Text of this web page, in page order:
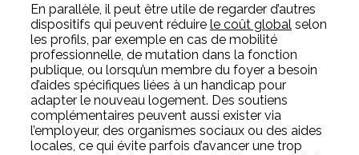
En parallèle, il peut être utile de regarder d’autres
dispositifs qui peuvent réduire le coût global selon
les profils, par exemple en cas de mobilité
professionnelle, de mutation dans la fonction
publique, ou lorsqu’un membre du foyer a besoin
d’aides spécifiques liées à un handicap pour
adapter le nouveau logement. Des soutiens
complémentaires peuvent aussi exister via
l’employeur, des organismes sociaux ou des aides
locales, ce qui évite parfois d’avancer une trop